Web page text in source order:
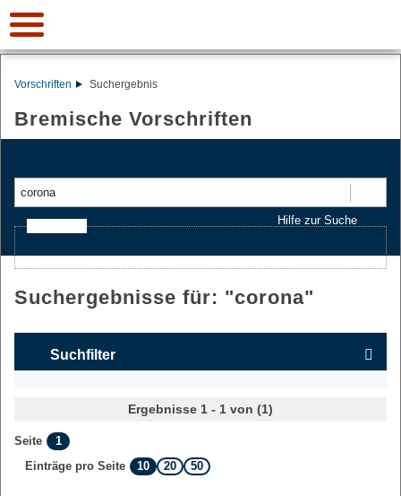
Vorschriften Suchergebnis
Bremische Vorschriften
Hilfe zur Suche
Suchergebnisse für: "corona"
Suchfilter
Ergebnisse 1 - 1 von (1)
Seite
1
Einträge pro Seite
10 20 50